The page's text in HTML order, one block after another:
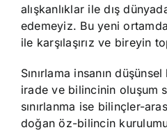
alışkanlıklar ile dış
edemeyiz. Bu yeni ortamda
ile karşılaşırız ve bireyin
Sınırlama insanın
irade ve bilincinin oluşum
sınırlanma ise bilinçler-
doğan öz-bilincin